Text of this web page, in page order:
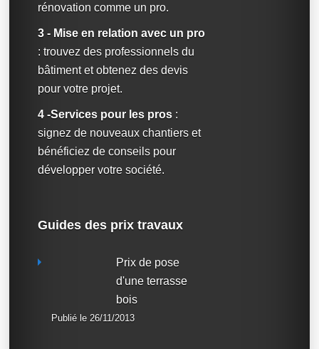
rénovation comme un pro.
3 - Mise en relation avec un pro
: trouvez des professionnels du
bâtiment et obtenez des devis
pour votre projet.
4 -Services pour les pros :
signez de nouveaux chantiers et
bénéficiez de conseils pour
développer votre société.
Guides des prix travaux
Prix de pose
d'une terrasse
bois
Publié le 26/11/2013